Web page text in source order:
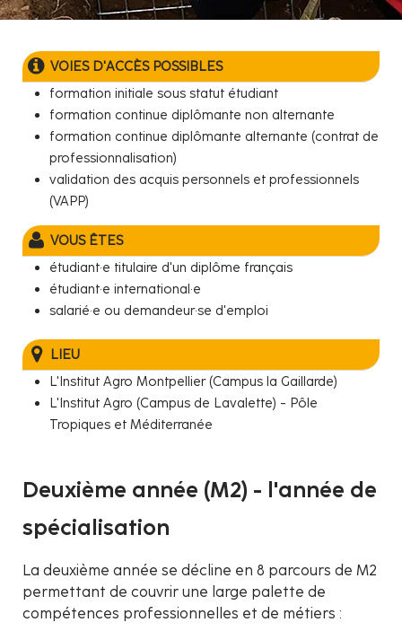
VOIES D'ACCÈS POSSIBLES
formation initiale sous statut étudiant
formation continue diplômante non alternante
formation continue diplômante alternante (contrat de
professionnalisation)
validation des acquis personnels et professionnels
(VAPP)
VOUS ÊTES
étudiant·e titulaire d'un diplôme français
étudiant·e international·e
salarié·e ou demandeur·se d'emploi
LIEU
L'Institut Agro Montpellier (Campus la Gaillarde)
L'Institut Agro (Campus de Lavalette) - Pôle
Tropiques et Méditerranée
Deuxième année (M2) - l'année de
spécialisation
La deuxième année se décline en 8 parcours de M2
permettant de couvrir une large palette de
compétences professionnelles et de métiers :